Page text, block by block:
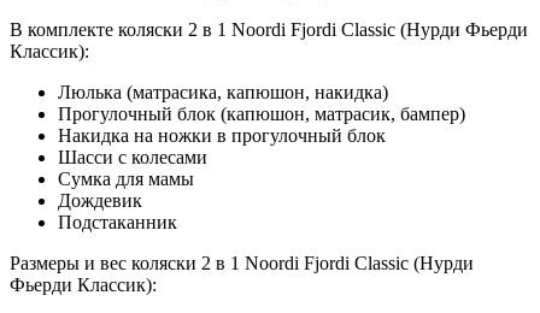
В комплекте коляски 2 в 1 Noordi Fjordi Classic (Нурди Фьерди
Классик):
Люлька (матрасика, капюшон, накидка)
Прогулочный блок (капюшон, матрасик, бампер)
Накидка на ножки в прогулочный блок
Шасси с колесами
Сумка для мамы
Дождевик
Подстаканник
Размеры и вес коляски 2 в 1 Noordi Fjordi Classic (Нурди
Фьерди Классик):